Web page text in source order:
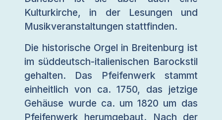
Kulturkirche, in der Lesungen und
Musikveranstaltungen stattfinden.
Die historische Orgel in Breitenburg ist
im süddeutsch-italienischen Barockstil
gehalten. Das Pfeifenwerk stammt
einheitlich von ca. 1750, das jetzige
Gehäuse wurde ca. um 1820 um das
Pfeifenwerk herumgebaut. Nach der